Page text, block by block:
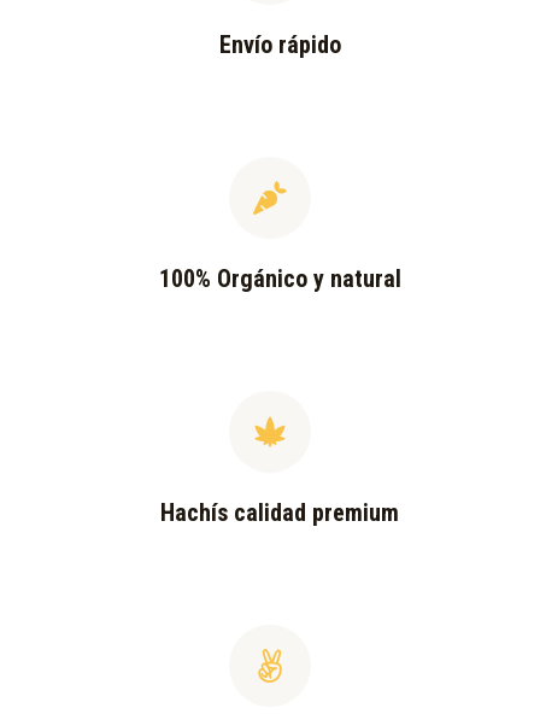
Envío rápido
100% Orgánico y natural
Hachís calidad premium